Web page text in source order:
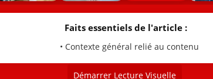
Faits essentiels de l'article :
• Contexte général relié au contenu
Démarrer Lecture Visuelle